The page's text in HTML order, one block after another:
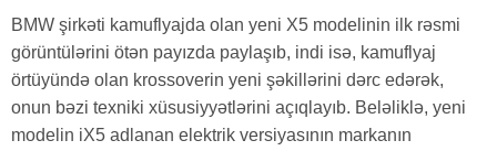
BMW şirkəti kamuflyajda olan yeni X5 modelinin ilk rəsmi
görüntülərini ötən payızda paylaşıb, indi isə, kamuflyaj
örtüyündə olan krossoverin yeni şəkillərini dərc edərək,
onun bəzi texniki xüsusiyyətlərini açıqlayıb. Beləliklə, yeni
modelin iX5 adlanan elektrik versiyasının markanın